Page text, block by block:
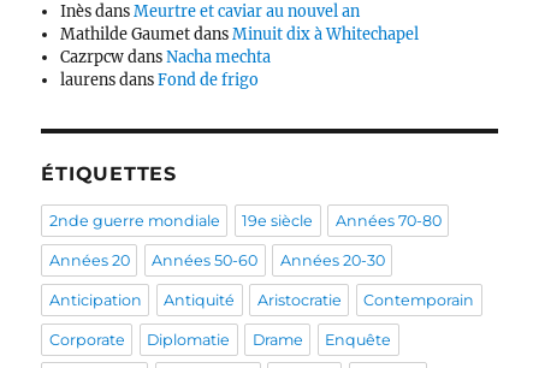
Inès dansMeurtre et caviar au nouvel an
Mathilde Gaumet dansMinuit dix à Whitechapel
Cazrpcw dansNacha mechta
laurens dansFond de frigo
ÉTIQUETTES
2nde guerre mondiale 19e siècle Années 70-80
Années 20 Années 50-60 Années 20-30
Anticipation Antiquité Aristocratie Contemporain
Corporate Diplomatie Drame Enquête